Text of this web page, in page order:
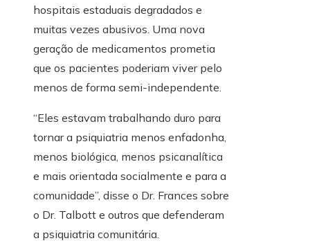
hospitais estaduais degradados e
muitas vezes abusivos. Uma nova
geração de medicamentos prometia
que os pacientes poderiam viver pelo
menos de forma semi-independente.
“Eles estavam trabalhando duro para
tornar a psiquiatria menos enfadonha,
menos biológica, menos psicanalítica
e mais orientada socialmente e para a
comunidade”, disse o Dr. Frances sobre
o Dr. Talbott e outros que defenderam
a psiquiatria comunitária.